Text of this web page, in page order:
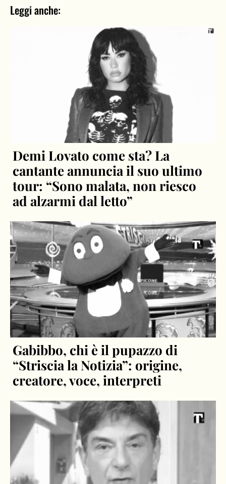
Leggi anche:
Demi Lovato come sta? La
cantante annuncia il suo ultimo
tour: “Sono malata, non riesco
ad alzarmi dal letto”
Gabibbo, chi è il pupazzo di
“Striscia la Notizia”: origine,
creatore, voce, interpreti